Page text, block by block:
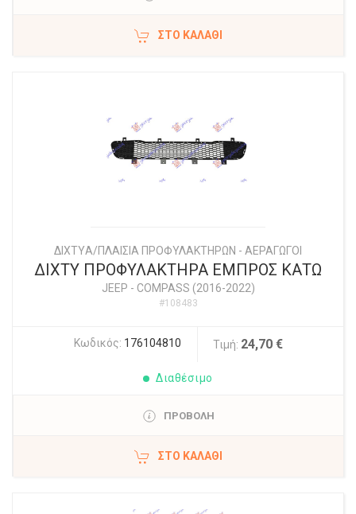
ΣΤΟ ΚΑΛΆΘΙ
ΔΙΧΤYΑ/ΠΛΑΙΣΙΑ ΠΡΟΦΥΛΑΚΤΗΡΩΝ - ΑΕΡΑΓΩΓΟΙ
ΔΙΧΤΥ ΠΡΟΦΥΛΑΚΤΗΡΑ ΕΜΠΡΟΣ ΚΑΤΩ
JEEP - COMPASS (2016-2022)
#108483
Κωδικός: 176104810 Τιμή: 24,70 €
Διαθέσιμο
ΠΡΟΒΟΛΗ
ΣΤΟ ΚΑΛΆΘΙ